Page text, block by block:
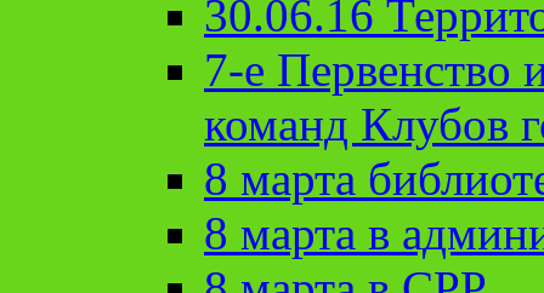
30.06.16
7-е Первенство
команд Клубов
8 марта
8 марта в